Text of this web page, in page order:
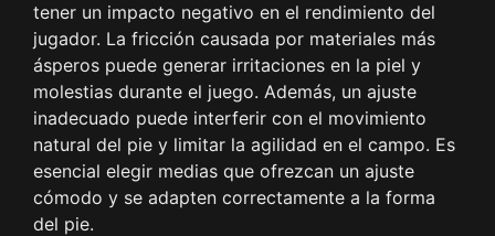
tener un impacto negativo en el rendimiento del
jugador. La fricción causada por materiales más
ásperos puede generar irritaciones en la piel y
molestias durante el juego. Además, un ajuste
inadecuado puede interferir con el movimiento
natural del pie y limitar la agilidad en el campo. Es
esencial elegir medias que ofrezcan un ajuste
cómodo y se adapten correctamente a la forma
del pie.